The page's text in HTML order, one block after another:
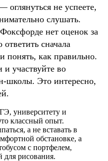
оглянуться не успеете,
слушать.
нет оценок за
сначала
понять, как правильно.
участвуйте во
школы. Это интересно,
университету и
классный опыт.
а не вставать в
обстановке, а
с портфелем,
рисования.